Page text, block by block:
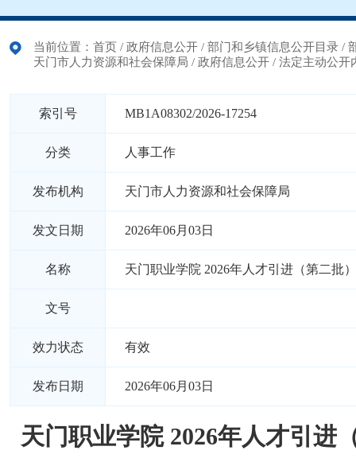
当前位置： 首页 / 政府信息公开 / 部门和乡镇信息公开目录 /
天门市人力资源和社会保障局 / 政府信息公开 / 法定主动公开
索引号 MB1A08302/2026-17254
分类 人事工作
发布机构 天门市人力资源和社会保障局
发文日期 2026年06月03日
名称 天门职业学院 2026年人才引进（第二批
文号
效力状态 有效
发布日期 2026年06月03日
天门职业学院 2026年人才引进